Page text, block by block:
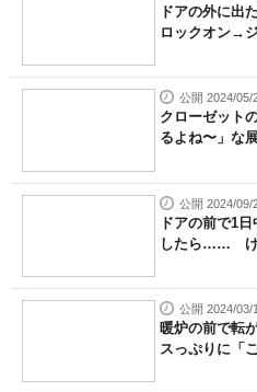
ドアの外に出
ロックオン→
公開 2024/05/
クローゼット
るよね〜」な
公開 2024/09/
ドアの前で1
したら…… け
公開 2024/03/
暖炉の前で転
スっぷりに「